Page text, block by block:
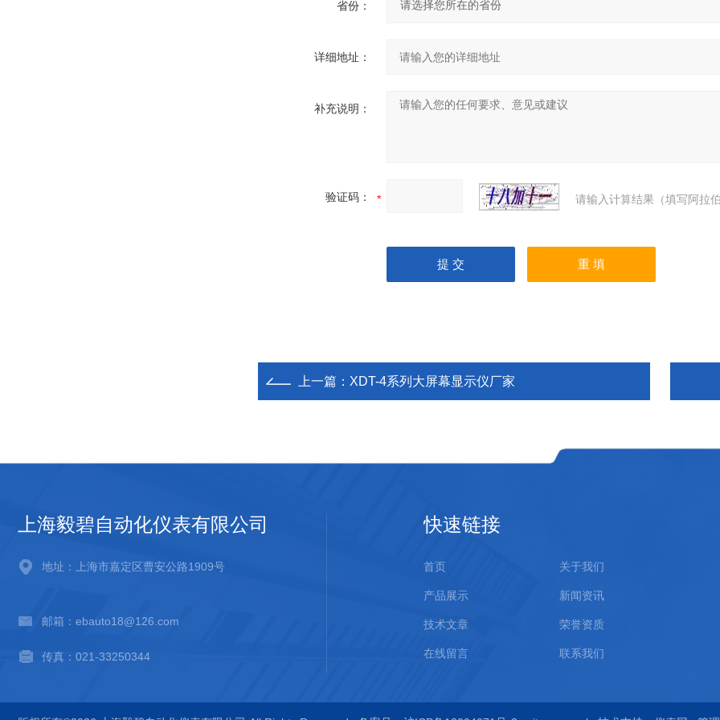
省份：
详细地址：
补充说明：
验证码： 请输入计算结果（填写阿拉
上一篇： XDT-4系列大屏幕显示仪厂家
上海毅碧自动化仪表有限公司
地址：上海市嘉定区曹安公路1909号
邮箱：ebauto18@126.com
传真：021-33250344
快速链接
首页 关于我们
产品展示 新闻资讯
技术文章 荣誉资质
在线留言 联系我们